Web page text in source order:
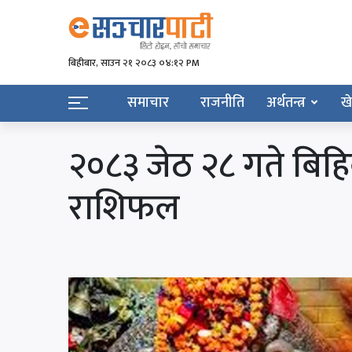
बिहीबार, साउन २१ २०८३ ०४:१२ PM
समाचार राजनीति अर्थतन्त्र
२०८३ जेठ २८ गते
राशिफल